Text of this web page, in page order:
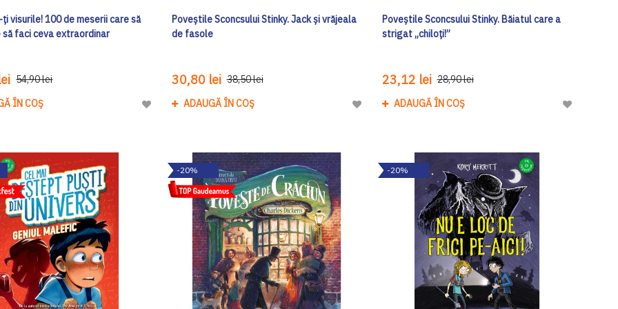
visurile! 100 de meserii care să
să faci ceva extraordinar
54,90 lei
ÎN COȘ
Adaugă
Dorinte
Poveștile Sconcsului Stinky. Jack și vrăjeala
de fasole
30,80 lei 38,50 lei
ADAUGĂ ÎN COȘ
Adaugă
Dorinte
Poveștile Sconcsului Stinky. Băiatul care a
strigat „chiloți!”
23,12 lei 28,90 lei
ADAUGĂ ÎN COȘ
Adaugă
-20% -20%